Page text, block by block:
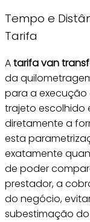
Tempo e
Tarifa
Atarifa van
da
para a execução
trajeto escolhido
diretamente a
esta
exatamente
de poder
prestador, a
do negócio,
subestimação